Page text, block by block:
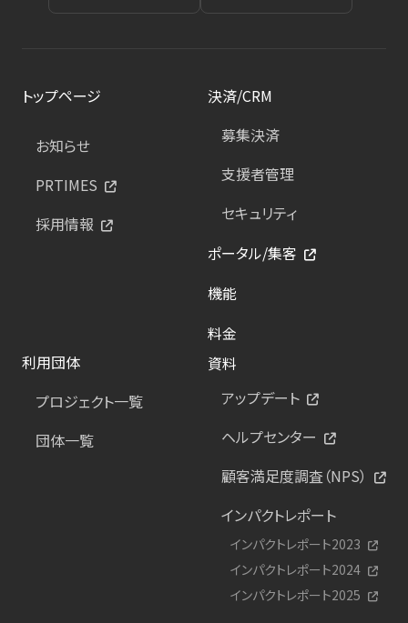
トップページ
お知らせ
PRTIMES
採用情報
決済/CRM
募集決済
支援者管理
セキュリティ
ポータル/集客
機能
料金
利用団体
プロジェクト一覧
団体一覧
資料
アップデート
ヘルプセンター
顧客満足度調査（NPS）
インパクトレポート
インパクトレポート2023
インパクトレポート2024
インパクトレポート2025